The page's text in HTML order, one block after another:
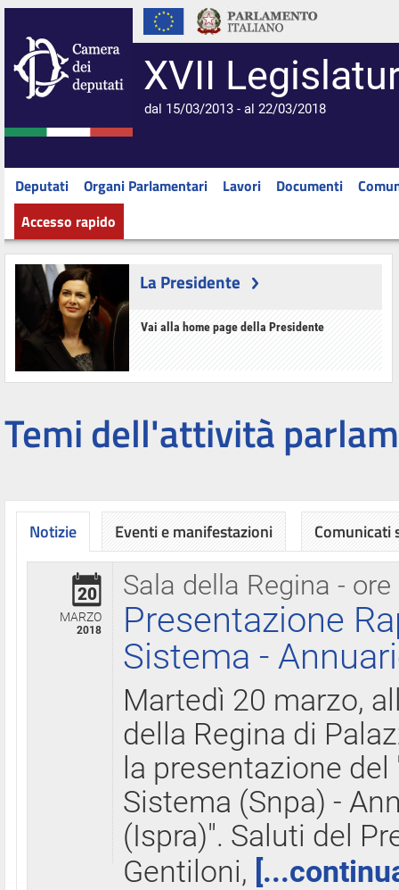
XVII
dal 15/03/2013 - al 22/03/2018
Deputati Organi Parlamentari Lavori Documenti
Accesso rapido
La Presidente
Vai alla home page della Presidente
Temi dell'attività
Notizie
Sala della Regina - ore
20
MARZO
2018
Presentazione
Sistema -
Martedì 20 marzo,
della Regina di
la presentazione
Sistema (Snpa) -
(Ispra)". Saluti del
Gentiloni,
Eventi e manifestazioni Comunicati